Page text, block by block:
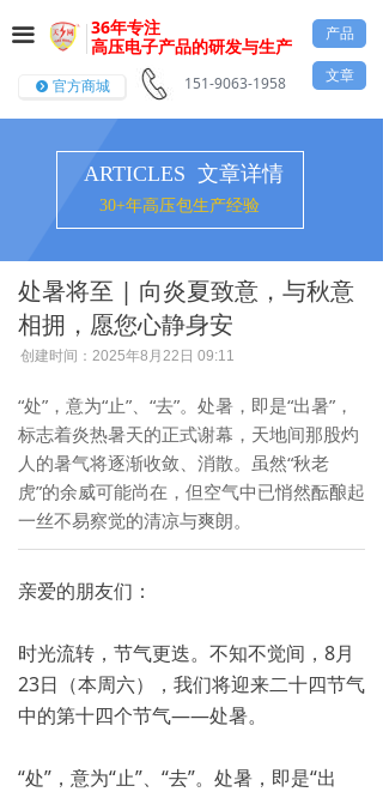
36年专注
高压电子产品的研发与生产
끀 产品
文章
뀹 官方商城 151-9063-1958
处暑将至 | 向炎夏致意，与秋意
相拥，愿您心静身安
创建时间： 2025年8月22日 09:11
“处”，意为“止”、“去”。处暑，即是“出暑”，
标志着炎热暑天的正式谢幕，天地间那股灼
人的暑气将逐渐收敛、消散。虽然“秋老
虎”的余威可能尚在，但空气中已悄然酝酿起
一丝不易察觉的清凉与爽朗。
亲爱的朋友们：
时光流转，节气更迭。不知不觉间，8月
23日（本周六），我们将迎来二十四节气
中的第十四个节气——处暑。
“处”，意为“止”、“去”。处暑，即是“出
ARTICLES 文章详情
30+年高压包生产经验